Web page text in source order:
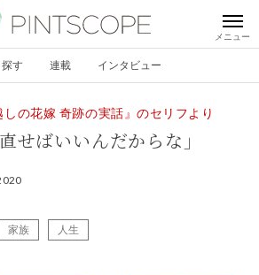
す 連載 インタビュー
の花嫁 奇跡の実話』のセリフより
せばいいんだからな」
家族 人生